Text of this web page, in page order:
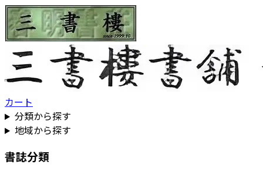
カート
分類から探す
地域から探す
書誌分類